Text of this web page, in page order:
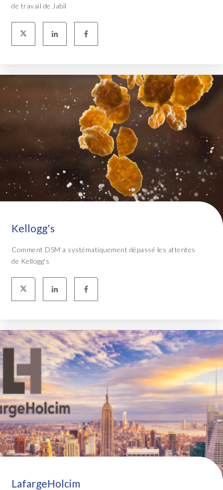
de travail de Jabil
Kellogg's
Comment DSM a systématiquement dépassé les attentes
de Kellogg's
LafargeHolcim